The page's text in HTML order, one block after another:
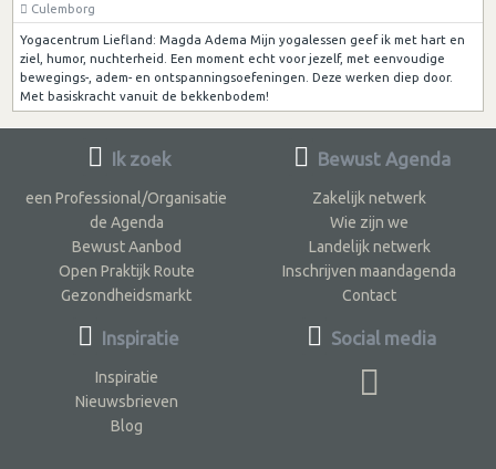
Culemborg
Yogacentrum Liefland: Magda Adema Mijn yogalessen geef ik met hart en
ziel, humor, nuchterheid. Een moment echt voor jezelf, met eenvoudige
bewegings-, adem- en ontspanningsoefeningen. Deze werken diep door.
Met basiskracht vanuit de bekkenbodem!
Ik zoek
een Professional/Organisatie
de Agenda
Bewust Aanbod
Open Praktijk Route
Gezondheidsmarkt
Inspiratie
Inspiratie
Nieuwsbrieven
Blog
Bewust Agenda
Zakelijk netwerk
Wie zijn we
Landelijk netwerk
Inschrijven maandagenda
Contact
Social media